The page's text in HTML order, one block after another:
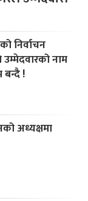
निर्वाचन
नाम
बन्दै !
अध्यक्षमा